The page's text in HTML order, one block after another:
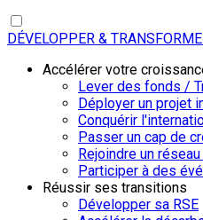
DÉVELOPPER &
Accélérer votre
Lever des fonds /
Déployer un projet
Conquérir
Passer un cap de
Rejoindre un
Participer à des
Réussir ses transitions
Développer sa RSE